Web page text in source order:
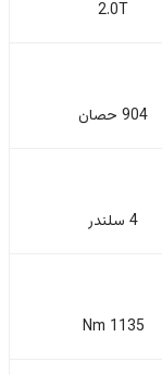
2.0T
904 حصان
4 سلندر
1135 Nm